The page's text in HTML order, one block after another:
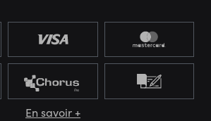
En savoir +